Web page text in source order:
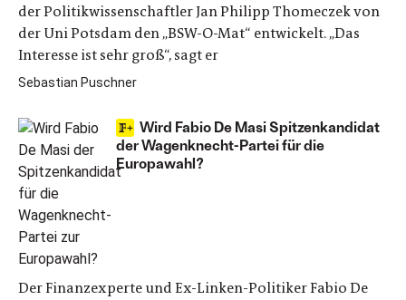
der Politikwissenschaftler Jan Philipp Thomeczek von
der Uni Potsdam den „BSW-O-Mat“ entwickelt. „Das
Interesse ist sehr groß“, sagt er
Sebastian Puschner
Wird Fabio De Masi Spitzenkandidat
der Wagenknecht-Partei für die
Europawahl?
Der Finanzexperte und Ex-Linken-Politiker Fabio De